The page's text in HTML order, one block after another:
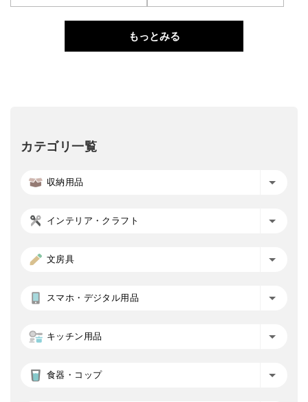
もっとみる
カテゴリ一覧
収納用品
インテリア・クラフト
文房具
スマホ・デジタル用品
キッチン用品
食器・コップ